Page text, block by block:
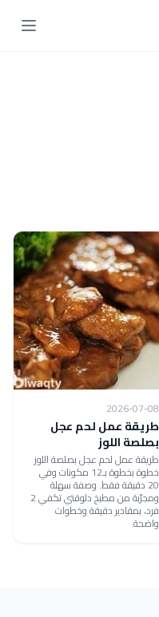
2026-07-08
طريقة عمل لحم عجل
بصلصة اللوز
طريقة عمل لحم عجل بصلصة اللوز
خطوة بخطوة بـ12 مكونات وفي
20 دقيقة فقط. وصفة سهلة
ومجرّبة من مطبخ دلوقتي تكفي 2
فرد، بمقادير دقيقة وخطوات
واضحة.